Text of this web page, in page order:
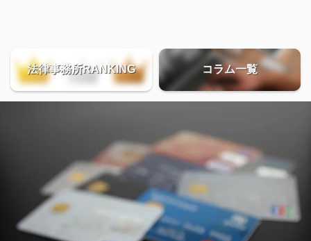
法律事務所RANKING コラム一覧